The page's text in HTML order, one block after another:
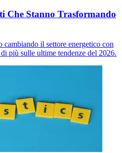
Che Stanno Trasformando
cambiando il settore energetico con
più sulle ultime tendenze del 2026.